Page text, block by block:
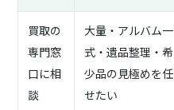
買取の
専門窓
口に相
談
大量・アルバム一
式・遺品整理・希
少品の見極めを任
せたい